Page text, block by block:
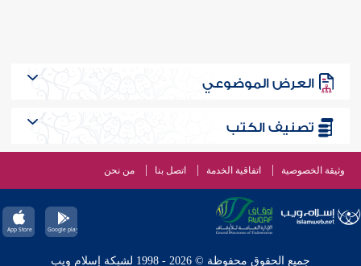
العرض الموضوعي
تصنيف الكتب
وثيقة الخصوصية اتفاقية الخدمة اتصل بنا من نحن
جميع الحقوق محفوظة © 2026 - 1998 لشبكة إسلام ويب